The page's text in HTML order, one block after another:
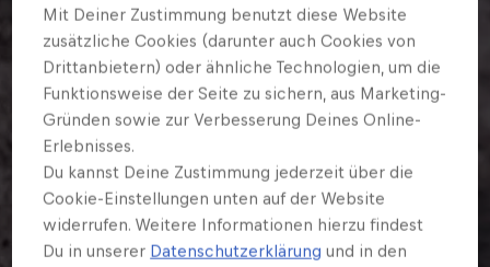
Mit Deiner Zustimmung benutzt diese Website
zusätzliche Cookies (darunter auch Cookies von
Drittanbietern) oder ähnliche Technologien, um die
Funktionsweise der Seite zu sichern, aus Marketing-
Gründen sowie zur Verbesserung Deines Online-
Erlebnisses.
Du kannst Deine Zustimmung jederzeit über die
Cookie-Einstellungen unten auf der Website
widerrufen. Weitere Informationen hierzu findest
Du in unserer Datenschutzerklärung und in den